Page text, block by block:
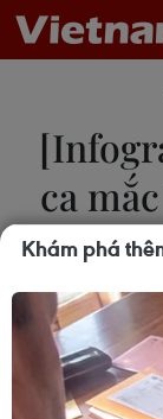
ca
Chiều 24/
mới nhiễm
Khám phá